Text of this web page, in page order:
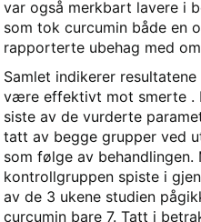
var også merkbart lavere i
som tok curcumin både en
rapporterte ubehag med
Samlet indikerer
være effektivt mot smerte .
siste av de vurderte
tatt av begge grupper ved
som følge av behandlingen.
kontrollgruppen spiste i
av de 3 ukene studien
curcumin bare 7. Tatt i